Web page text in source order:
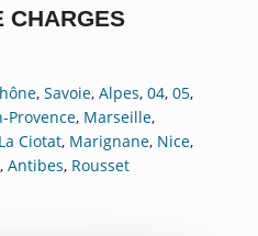
CHARGES
, Savoie, Alpes, 04, 05,
Provence, Marseille,
La Ciotat, Marignane, Nice,
, Antibes, Rousset